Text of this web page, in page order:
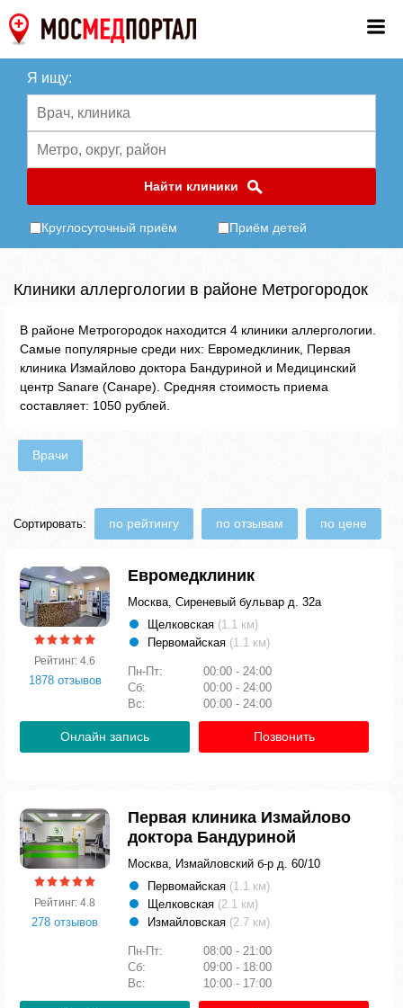
Я ищу:
Найти клиники
Круглосуточный приём Приём детей
Клиники аллергологии в районе Метрогородок
В районе Метрогородок находится 4 клиники аллергологии.
Самые популярные среди них: Евромедклиник, Первая
клиника Измайлово доктора Бандуриной и Медицинский
центр Sanare (Санаре). Средняя стоимость приема
составляет: 1050 рублей.
Врачи
Сортировать: по рейтингу по отзывам по цене
Рейтинг: 4.6
1878 отзывов
Евромедклиник
Москва, Сиреневый бульвар д. 32а
Щелковская (1.1 км)
Первомайская (1.1 км)
Пн-Пт:
00:00 - 24:00
Сб:
00:00 - 24:00
Вс:
00:00 - 24:00
Онлайн запись Позвонить
Рейтинг: 4.8
278 отзывов
Первая клиника Измайлово
доктора Бандуриной
Москва, Измайловский б-р д. 60/10
Первомайская (1.1 км)
Щелковская (2.1 км)
Измайловская (2.7 км)
Пн-Пт:
08:00 - 21:00
Сб:
09:00 - 18:00
Вс:
10:00 - 17:00